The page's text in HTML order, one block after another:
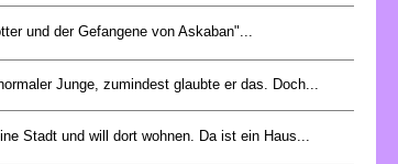
und der Gefangene von Askaban"...
Junge, zumindest glaubte er das. Doch...
Stadt und will dort wohnen. Da ist ein Haus...